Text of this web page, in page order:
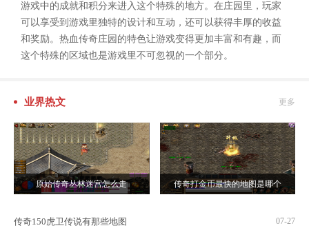
游戏中的成就和积分来进入这个特殊的地方。在庄园里，玩家
可以享受到游戏里独特的设计和互动，还可以获得丰厚的收益
和奖励。热血传奇庄园的特色让游戏变得更加丰富和有趣，而
这个特殊的区域也是游戏里不可忽视的一个部分。
业界热文 更多
原始传奇丛林迷宫怎么走 传奇打金币最快的地图是哪个
传奇150虎卫传说有那些地图 07-27